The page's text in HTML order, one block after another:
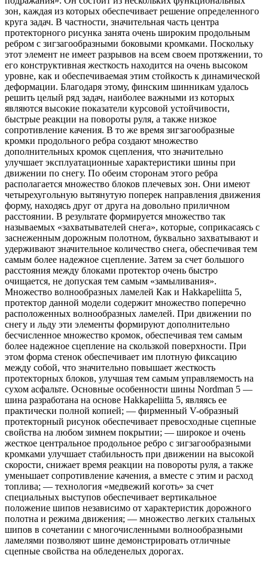
зон, каждая из которых обеспечивает решение определенного
круга задач. В частности, значительная часть центра
протекторного рисунка занята очень широким продольным
ребром с зигзагообразными боковыми кромками. Поскольку
этот элемент не имеет разрывов на всем своем протяжении, то
его конструктивная жесткость находится на очень высоком
уровне, как и обеспечиваемая этим стойкость к динамической
деформации. Благодаря этому, финским шинникам удалось
решить целый ряд задач, наиболее важными из которых
являются высокие показатели курсовой устойчивости,
быстрые реакции на повороты руля, а также низкое
сопротивление качения. В то же время зигзагообразные
кромки продольного ребра создают множество
дополнительных кромок сцепления, что значительно
улучшает эксплуатационные характеристики шины при
движении по снегу. По обеим сторонам этого ребра
располагается множество блоков плечевых зон. Они имеют
четырехугольную вытянутую поперек направления движения
форму, находясь друг от друга на довольно приличном
расстоянии. В результате формируется множество так
называемых «захватывателей снега», которые, соприкасаясь с
заснеженным дорожным полотном, буквально захватывают и
удерживают значительное количество снега, обеспечивая тем
самым более надежное сцепление. Затем за счет большого
расстояния между блоками протектор очень быстро
очищается, не допуская тем самым «замыливания».
Множество волнообразных ламелей Как и Hakkapeliitta 5,
протектор данной модели содержит множество поперечно
расположенных волнообразных ламелей. При движении по
снегу и льду эти элементы формируют дополнительно
бесчисленное множество кромок, обеспечивая тем самым
более надежное сцепление на скользкой поверхности. При
этом форма стенок обеспечивает им плотную фиксацию
между собой, что значительно повышает жесткость
протекторных блоков, улучшая тем самым управляемость на
сухом асфальте. Основные особенности шины Nordman 5 —
шина разработана на основе Hakkapeliitta 5, являясь ее
практически полной копией; — фирменный V-образный
протекторный рисунок обеспечивает превосходные сцепные
свойства на любом зимнем покрытии; — широкое и очень
жесткое центральное продольное ребро с зигзагообразными
кромками улучшает стабильность при движении на высокой
скорости, снижает время реакции на повороты руля, а также
уменьшает сопротивление качения, а вместе с этим и расход
топлива; — технология «медвежий коготь» за счет
специальных выступов обеспечивает вертикальное
положение шипов независимо от характеристик дорожного
полотна и режима движения; — множество легких стальных
шипов в сочетании с многочисленными волнообразными
ламелями позволяют шине демонстрировать отличные
сцепные свойства на обледенелых дорогах.